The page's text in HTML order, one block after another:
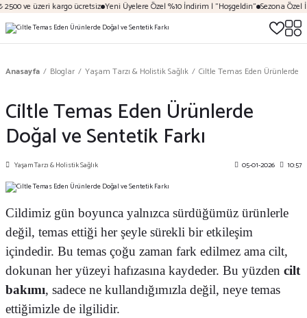
ve üzeri kargo ücretsiz Yeni Üyelere Özel %10 İndirim | "Hoşgeldin" Sezona Özel
Anasayfa Bloglar Yaşam Tarzı & Holistik Sağlık Ciltle Temas Eden Ürünlerde
Ciltle Temas Eden Ürünlerde
Doğal ve Sentetik Farkı
Yaşam Tarzı & Holistik Sağlık 05-01-2026 10:57
Cildimiz gün boyunca yalnızca sürdüğümüz ürünlerle
değil, temas ettiği her şeyle sürekli bir etkileşim
içindedir. Bu temas çoğu zaman fark edilmez ama cilt,
dokunan her yüzeyi hafızasına kaydeder. Bu yüzden cilt
bakımı, sadece ne kullandığımızla değil, neye temas
ettiğimizle de ilgilidir.